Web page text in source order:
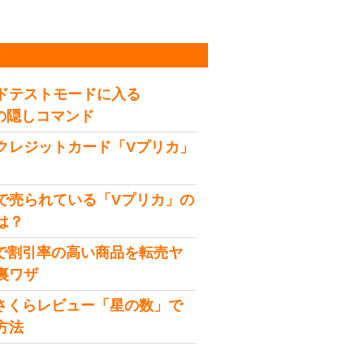
テストモードに入る
しコマンド
レジットカード「Vプリカ」
売られている「Vプリカ」の
？
割引率の高い商品を転売ヤ
ワザ
くらレビュー「星の数」で
法